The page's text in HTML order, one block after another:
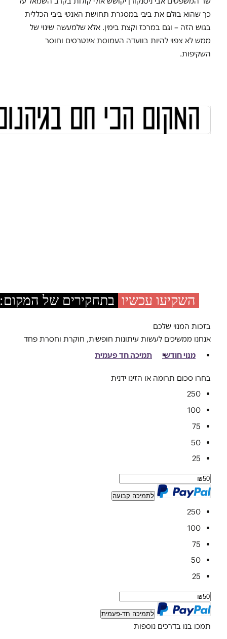
כך שהוא בולם את ביבי במסגרת תחושת האנטי ביבי הכללית
בגוש הזה – וגם במרכז וקצת בימין. אלא שלמעשה שינוי של
ממש לא צפוי להיות בוועדה העמוסת אינטרסים וחוסר
השקיפות.
השקיעו עכשיובתחקירים של המקום:
בזכות המנוי שלכם
אנחנו ממשיכים לעשות עיתונות חופשית, חוקרת וחסרת פחד
מנוי חודשי
תמיכה חד פעמית
בחרו סכום תרומה או הזינו ידנית
250
100
75
50
25
לתמיכה קבועה
250
100
75
50
25
לתמיכה חד-פעמית
תמכו בנו בדרכים נוספות